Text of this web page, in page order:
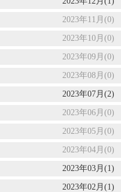
2023年11月(0)
2023年10月(0)
2023年09月(0)
2023年08月(0)
2023年07月(2)
2023年06月(0)
2023年05月(0)
2023年04月(0)
2023年03月(1)
2023年02月(1)